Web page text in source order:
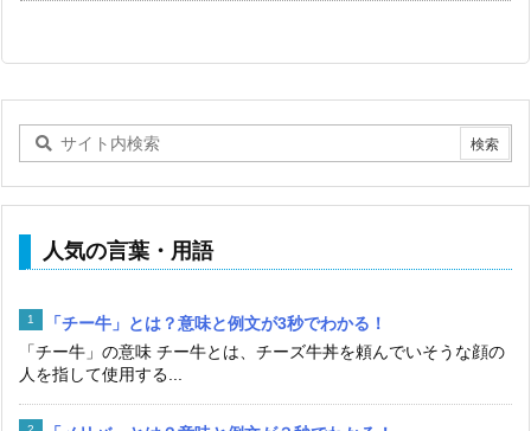
人気の言葉・用語
「チー牛」とは？意味と例文が3秒でわかる！
「チー牛」の意味 チー牛とは、チーズ牛丼を頼んでいそうな顔の
人を指して使用する...